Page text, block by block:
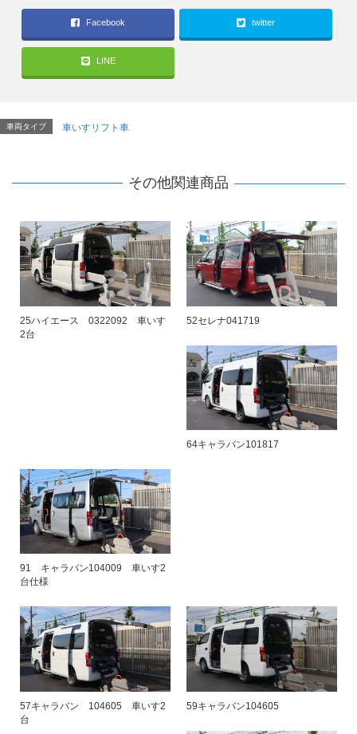
Facebook twitter
LINE
車両タイプ 車いすリフト車
その他関連商品
25ハイエース 0322092 車いす
2台
52セレナ041719
64キャラバン101817
91 キャラバン104009 車いす2
台仕様
57キャラバン 104605 車いす2
台
59キャラバン104605